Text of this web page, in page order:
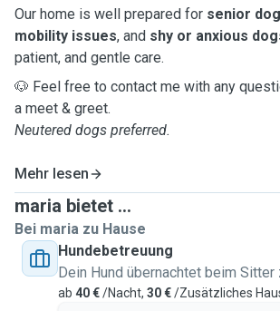
Our home is well prepared for senior
mobility issues, and shy or anxious
patient, and gentle care.
🐶 Feel free to contact me with any
a meet & greet.
Neutered dogs preferred.
Mehr lesen
maria bietet ...
Bei maria zu Hause
Hundebetreuung
Dein Hund übernachtet beim Sitter
ab 40 €/Nacht, 30 €/Zusätzliches